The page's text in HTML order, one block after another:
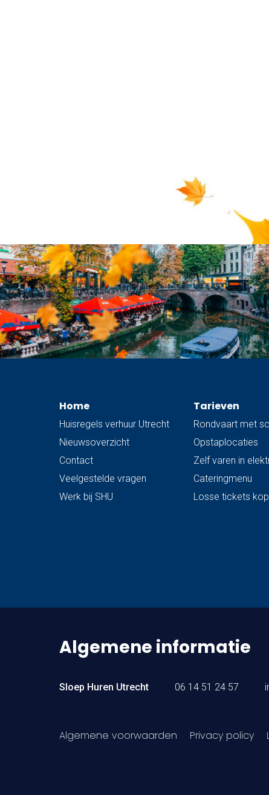
Home
Huisregels verhuur Utrecht
Nieuwsoverzicht
Contact
Veelgestelde vragen
Werk bij SHU
Tarieven
Rondvaart met
Opstaplocaties
Zelf varen in
Cateringmenu
Losse tickets
Algemene informatie
Sloep Huren Utrecht 06 14 51 24 57
Algemene voorwaarden Privacy policy